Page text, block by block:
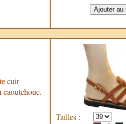
cuir
caoutchouc.
Tailles :